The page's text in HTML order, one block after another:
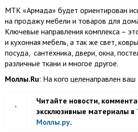
МТК «Армада» будет ориентирован
на продажу мебели и товаров для
Ключевые направления комплекса –
и кухонная мебель, а так же свет,
посуда, сантехника, двери, окна,
различные ткани и многое другое.
Моллы.Ru: На кого целенаправлен ваш
Читайте новости,
эксклюзивные материалы в
Моллы.ру.